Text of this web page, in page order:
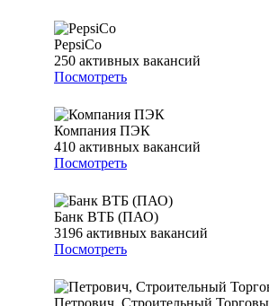
PepsiCo
250 активных вакансий
Посмотреть
Компания ПЭК
410 активных вакансий
Посмотреть
Банк ВТБ (ПАО)
3196 активных вакансий
Посмотреть